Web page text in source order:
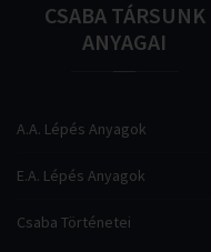
CSABA TÁRSUNK
ANYAGAI
A.A. Lépés Anyagok
E.A. Lépés Anyagok
Csaba Történetei